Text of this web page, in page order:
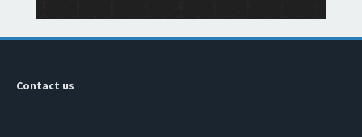
Contact us